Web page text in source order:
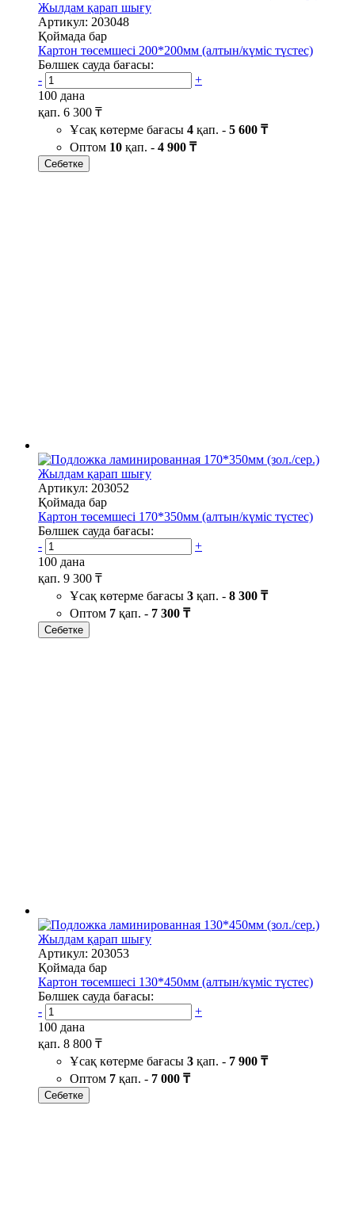
Жылдам қарап шығу
Артикул: 203048
Қоймада бар
Картон төсемшесі 200*200мм (алтын/күміс түстес)
Бөлшек сауда бағасы:
-
+
100 дана
қап. 6 300 ₸
Ұсақ көтерме бағасы 4 қап. - 5 600 ₸
Оптом 10 қап. - 4 900 ₸
Себетке
Жылдам қарап шығу
Артикул: 203052
Қоймада бар
Картон төсемшесі 170*350мм (алтын/күміс түстес)
Бөлшек сауда бағасы:
-
+
100 дана
қап. 9 300 ₸
Ұсақ көтерме бағасы 3 қап. - 8 300 ₸
Оптом 7 қап. - 7 300 ₸
Себетке
Жылдам қарап шығу
Артикул: 203053
Қоймада бар
Картон төсемшесі 130*450мм (алтын/күміс түстес)
Бөлшек сауда бағасы:
-
+
100 дана
қап. 8 800 ₸
Ұсақ көтерме бағасы 3 қап. - 7 900 ₸
Оптом 7 қап. - 7 000 ₸
Себетке